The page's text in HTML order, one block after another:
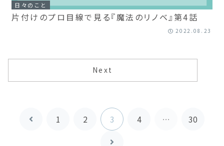
日々のこと
片付けのプロ目線で見る『魔法のリノベ』第4話
2022.08.23
Next
前
1 2 3 4 … 30